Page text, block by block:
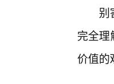
别
完全
价值的